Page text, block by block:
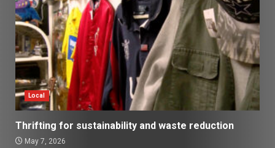
Local
Thrifting for sustainability and waste reduction
May 7, 2026